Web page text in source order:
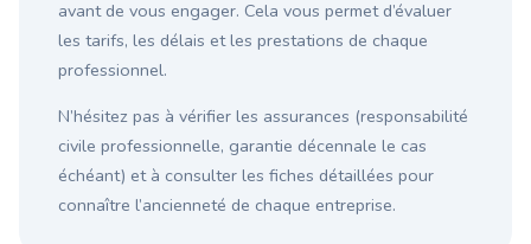
avant de vous engager. Cela vous permet d’évaluer
les tarifs, les délais et les prestations de chaque
professionnel.
N’hésitez pas à vérifier les assurances (responsabilité
civile professionnelle, garantie décennale le cas
échéant) et à consulter les fiches détaillées pour
connaître l’ancienneté de chaque entreprise.